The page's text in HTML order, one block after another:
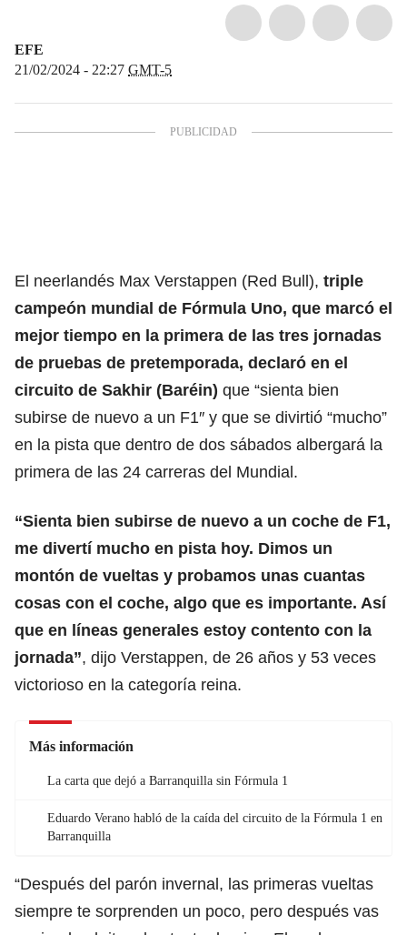
EFE
21/02/2024 - 22:27 GMT-5
El neerlandés Max Verstappen (Red Bull), triple
campeón mundial de Fórmula Uno, que marcó el
mejor tiempo en la primera de las tres jornadas
de pruebas de pretemporada, declaró en el
circuito de Sakhir (Baréin) que “sienta bien
subirse de nuevo a un F1″ y que se divirtió “mucho”
en la pista que dentro de dos sábados albergará la
primera de las 24 carreras del Mundial.
“Sienta bien subirse de nuevo a un coche de F1,
me divertí mucho en pista hoy. Dimos un
montón de vueltas y probamos unas cuantas
cosas con el coche, algo que es importante. Así
que en líneas generales estoy contento con la
jornada”, dijo Verstappen, de 26 años y 53 veces
victorioso en la categoría reina.
Más información
La carta que dejó a Barranquilla sin Fórmula 1
Eduardo Verano habló de la caída del circuito de la Fórmula 1 en
Barranquilla
“Después del parón invernal, las primeras vueltas
siempre te sorprenden un poco, pero después vas